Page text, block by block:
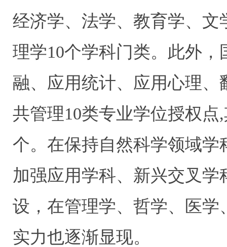
经济学、法学、教育学、
理学10个学科门类。此外，
融、应用统计、应用心理
共管理10类专业学位授权点,
个。在保持自然科学领域
加强应用学科、新兴交叉
设，在管理学、哲学、医
实力也逐渐显现。